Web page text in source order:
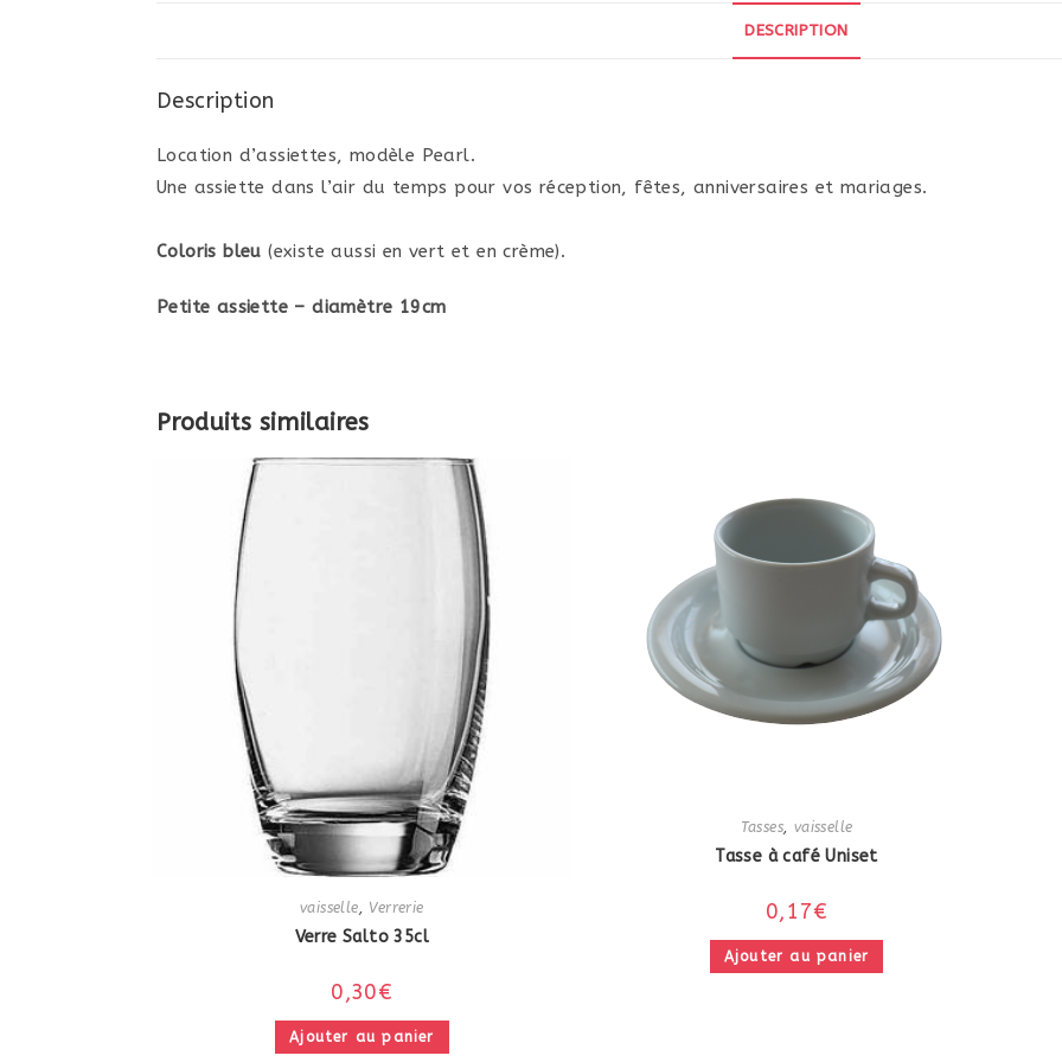
DESCRIPTION
Description
Location d’assiettes, modèle Pearl.
Une assiette dans l’air du temps pour vos réception, fêtes, anniversaires et mariages.
Coloris bleu(existe aussi en vert et en crème).
Petite assiette – diamètre 19cm
Produits similaires
vaisselle Verrerie
Verre Salto 35cl
0,30€
Ajouter au panier
Tasses, vaisselle
Tasse à café Uniset
0,17€
Ajouter au panier